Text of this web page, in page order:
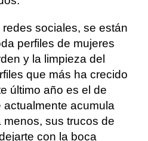
sociales, se están
perfiles de mujeres
y la limpieza del
que más ha crecido
último año es el de
actualmente acumula
menos, sus trucos de
con la boca